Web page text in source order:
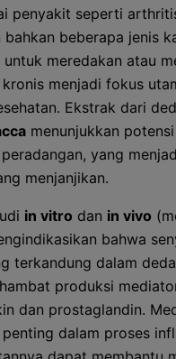
penyakit seperti
bahkan beberapa jenis
untuk meredakan atau
menjadi fokus
Ekstrak dari
menunjukkan
yang
menjanjikan.
in vitro dan in vivo
bahwa
terkandung dalam
produksi
dan prostaglandin.
dalam proses